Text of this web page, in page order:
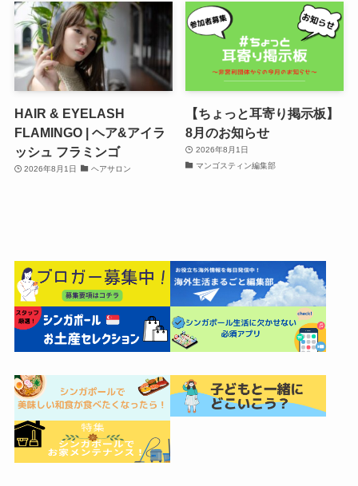
HAIR & EYELASH
FLAMINGO | ヘア&アイラ
ッシュ フラミンゴ
2026年8月1日 ヘアサロン
【ちょっと耳寄り掲示板】
8月のお知らせ
2026年8月1日
マンゴスティン編集部